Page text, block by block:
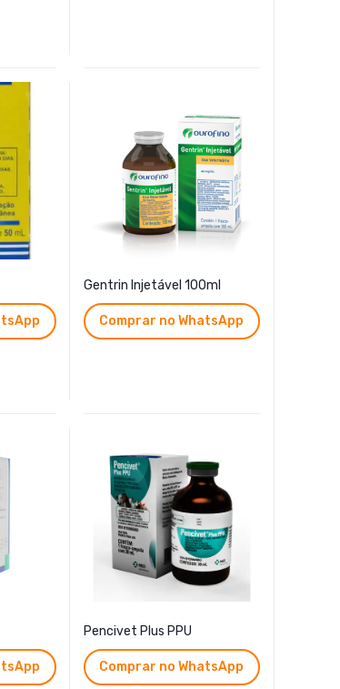
Gentrin Injetável 100ml
Comprar no WhatsApp
Pencivet Plus PPU
Comprar no WhatsApp